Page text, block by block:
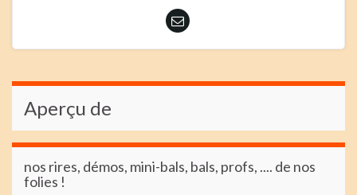
Aperçu de
nos rires, démos, mini-bals, bals, profs, .... de nos
folies !